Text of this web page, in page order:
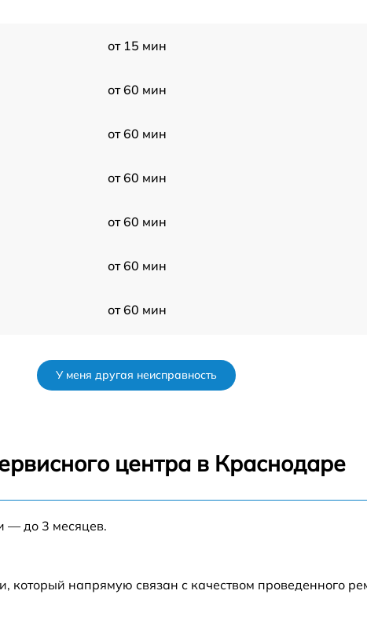
от 15 мин
от 60 мин
от 60 мин
от 60 мин
от 60 мин
от 60 мин
от 60 мин
У меня другая неисправность
центра в Краснодаре
— до 3 месяцев.
который напрямую связан с качеством проведенного